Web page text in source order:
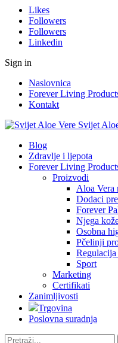
Likes
Followers
Followers
Linkedin
Sign in
Naslovnica
Forever Living
Kontakt
Svijet
Blog
Zdravlje i ljepota
Forever Living
Proizvodi
Aloa Vera
Dodaci
Forever
Njega
Osobna
Pčelinji
Regulacija
Sport
Marketing
Certifikati
Zanimljivosti
Trgovina
Poslovna suradnja